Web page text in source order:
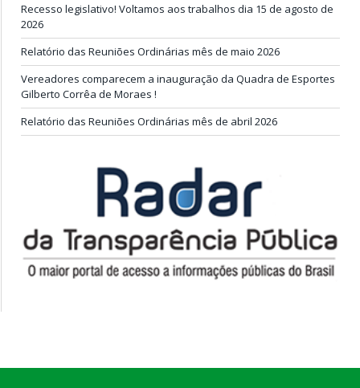
Recesso legislativo! Voltamos aos trabalhos dia 15 de agosto de
2026
Relatório das Reuniões Ordinárias mês de maio 2026
Vereadores comparecem a inauguração da Quadra de Esportes
Gilberto Corrêa de Moraes !
Relatório das Reuniões Ordinárias mês de abril 2026